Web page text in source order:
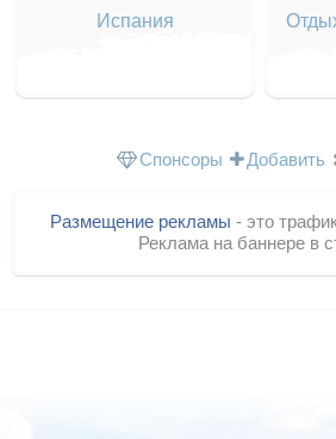
Испания
Спонсоры Добавить
Размещение рекламы - это
Реклама на баннере в